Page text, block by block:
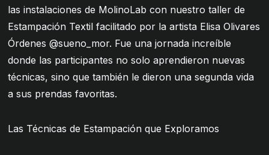
las instalaciones de MolinoLab con nuestro taller de
Estampación Textil facilitado por la artista Elisa Olivares
Órdenes @sueno_mor. Fue una jornada increíble
donde las participantes no solo aprendieron nuevas
técnicas, sino que también le dieron una segunda vida
a sus prendas favoritas.
Las Técnicas de Estampación que Exploramos